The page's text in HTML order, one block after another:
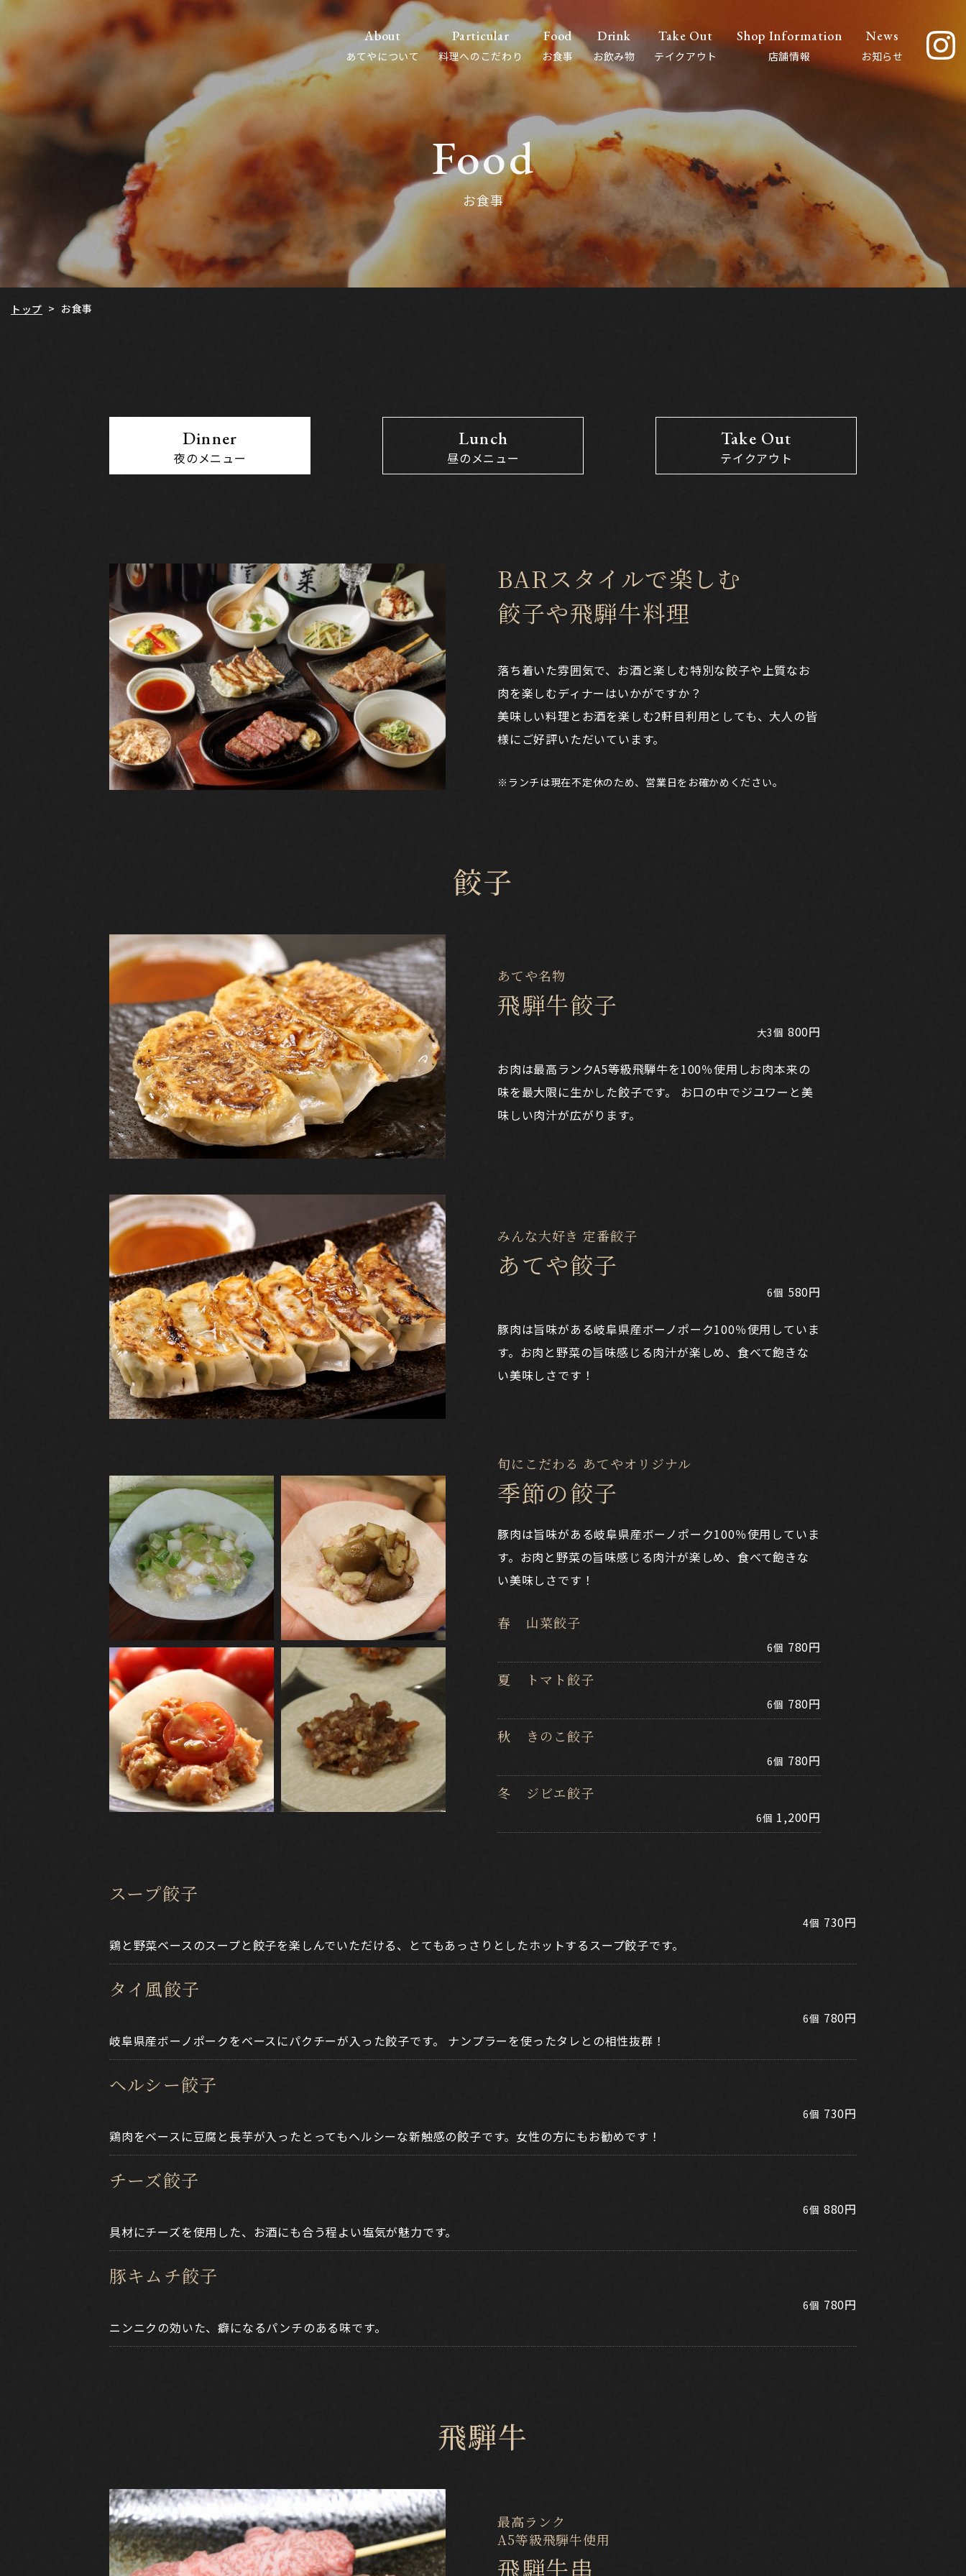
About
あてやについて
Particular
料理へのこだわり
Food
お食事
Drink
お飲み物
Take Out
テイクアウト
Shop Information
店舗情報
News
お知らせ
Food
お食事
トップ > お食事
Dinner
夜のメニュー
Lunch
昼のメニュー
Take Out
テイクアウト
BARスタイルで楽しむ
餃子や飛騨牛料理
落ち着いた雰囲気で、お酒と楽しむ特別な餃子や上質なお
肉を楽しむディナーはいかがですか？
美味しい料理とお酒を楽しむ2軒目利用としても、大人の皆
様にご好評いただいています。
※ランチは現在不定休のため、 営業日をお確かめください。
餃子
あてや名物
飛騨牛餃子
大3個 800円
お肉は最高ランクA5等級飛騨牛を100％使用しお肉本来の
味を最大限に生かした餃子です。 お口の中でジユワーと美
味しい肉汁が広がります。
みんな大好き 定番餃子
あてや餃子
6個 580円
豚肉は旨味がある岐阜県産ボーノポーク100％使用していま
す。お肉と野菜の旨味感じる肉汁が楽しめ、食べて飽きな
い美味しさです！
旬にこだわる あてやオリジナル
季節の餃子
豚肉は旨味がある岐阜県産ボーノポーク100％使用していま
す。お肉と野菜の旨味感じる肉汁が楽しめ、食べて飽きな
い美味しさです！
春 山菜餃子
6個 780円
夏 トマト餃子
6個 780円
秋 きのこ餃子
6個 780円
冬 ジビエ餃子
6個 1,200円
スープ餃子
4個 730円
鶏と野菜ベースのスープと餃子を楽しんでいただける、とてもあっさりとしたホットするスープ餃子です。
タイ風餃子
6個 780円
岐阜県産ボーノポークをベースにパクチーが入った餃子です。 ナンプラーを使ったタレとの相性抜群！
ヘルシー餃子
6個 730円
鶏肉をベースに豆腐と長芋が入ったとってもヘルシーな新触感の餃子です。女性の方にもお勧めです！
チーズ餃子
6個 880円
具材にチーズを使用した、お酒にも合う程よい塩気が魅力です。
豚キムチ餃子
6個 780円
ニンニクの効いた、癖になるパンチのある味です。
飛騨牛
最高ランク
​​​​​​​A5等級飛騨牛使用
飛騨牛串